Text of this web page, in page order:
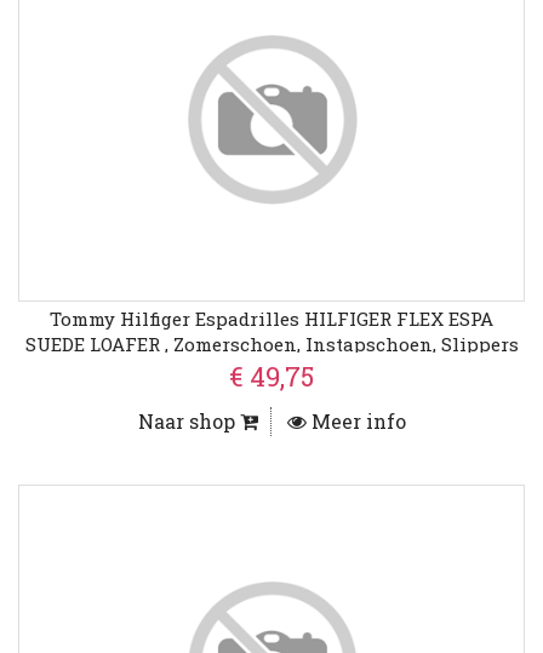
Tommy Hilfiger Espadrilles HILFIGER FLEX ESPA
SUEDE LOAFER , Zomerschoen, Instapschoen, Slippers
Met Bamboe-Bekleding Op De Plateau
€ 49,75
Naar shop Meer info